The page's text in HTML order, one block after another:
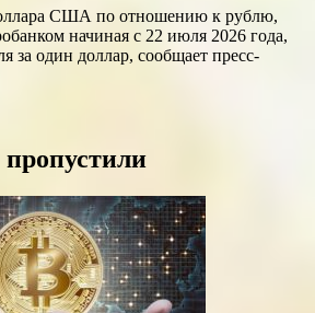
США по отношению к рублю,
начиная с 22 июля 2026 года,
за один доллар, сообщает пресс-